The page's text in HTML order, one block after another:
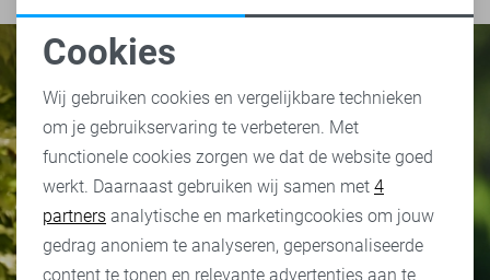
Noodzakelijke cookies
Personalisatie cookies
Analytische cookies
Marketing cookies
Cookies
Wij gebruiken cookies en vergelijkbare technieken
om je gebruikservaring te verbeteren. Met
functionele cookies zorgen we dat de website goed
werkt. Daarnaast gebruiken wij samen met 4
partners analytische en marketingcookies om jouw
gedrag anoniem te analyseren, gepersonaliseerde
content te tonen en relevante advertenties aan te